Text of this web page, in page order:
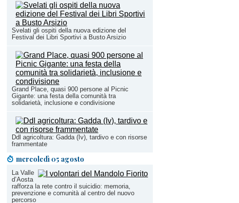
Svelati gli ospiti della nuova edizione del
Festival dei Libri Sportivi a Busto Arsizio
Grand Place, quasi 900 persone al Picnic
Gigante: una festa della comunità tra
solidarietà, inclusione e condivisione
Ddl agricoltura: Gadda (Iv), tardivo e con risorse
frammentate
mercoledì 05 agosto
La Valle
d’Aosta
rafforza la rete contro il suicidio: memoria,
prevenzione e comunità al centro del nuovo
percorso